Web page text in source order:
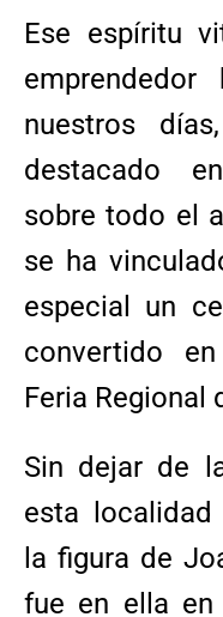
Ese espíritu
emprendedor
nuestros
destacado
sobre todo el
se ha
especial un
convertido
Feria Regional
Sin dejar de
esta
la figura de
fue en ella en